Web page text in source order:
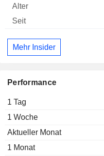
Performance
1 Tag
1 Woche
Aktueller Monat
1 Monat
Mehr Insider